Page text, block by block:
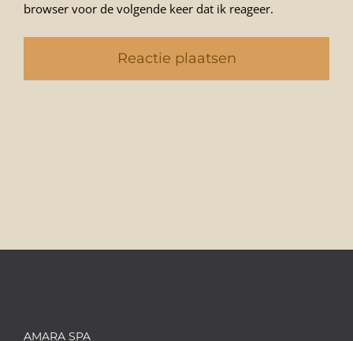
browser voor de volgende keer dat ik reageer.
AMARA SPA